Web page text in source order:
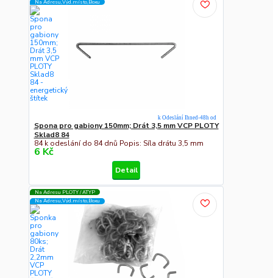
Na Adresu,Výd.místo,Boxu
Spona pro gabiony 150mm; Drát 3,5 mm VCP PLOTY
Sklad8 84
84 k odeslání do 84 dnů Popis: Síla drátu 3,5 mm
6 Kč
k Odeslání Ihned-48h od
Detail
Na Adresu PLOTY / ATYP
Na Adresu,Výd.místo,Boxu